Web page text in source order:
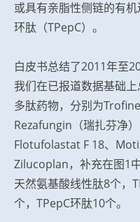
或具有亲脂性侧链的有
环肽（TPepC）。
白皮书总结了2011年至
我们在已报道数据基础
多肽药物，分别为
Rezafungin（瑞扎芬净
Flotufolastat F 18、
Zilucoplan，补充在图1
天然氨基酸线性肽8个，
个，TPepC环肽10个。